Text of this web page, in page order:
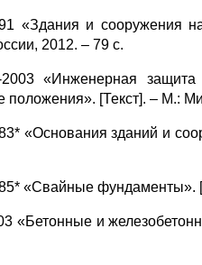
«Здания и сооружения
2012. – 79 с.
«Инженерная защита
положения». [Текст]. – М.:
«Основания зданий и
«Свайные фундаменты».
и